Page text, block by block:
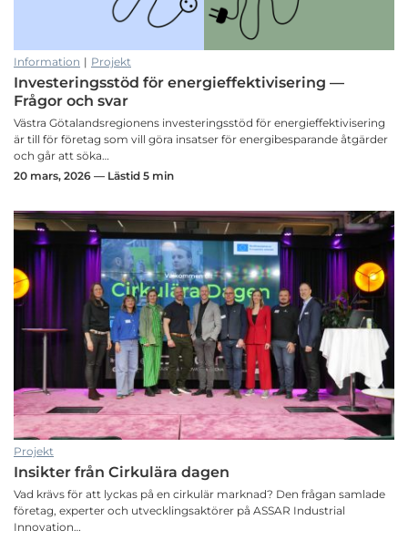
Information | Projekt
Investeringsstöd för energieffektivisering —
Frågor och svar
Västra Götalandsregionens investeringsstöd för energieffektivisering
är till för företag som vill göra insatser för energibesparande åtgärder
och går att söka…
20 mars, 2026 — Lästid 5 min
Projekt
Insikter från Cirkulära dagen
Vad krävs för att lyckas på en cirkulär marknad? Den frågan samlade
företag, experter och utvecklingsaktörer på ASSAR Industrial
Innovation…